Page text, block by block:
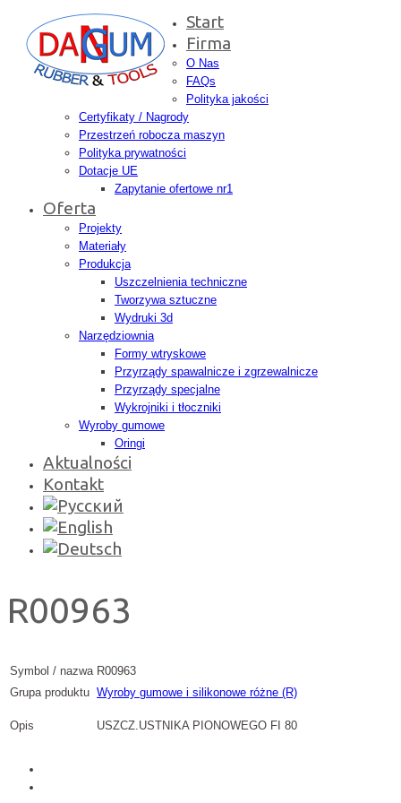
Start
Firma
O Nas
FAQs
Polityka jakości
Certyfikaty / Nagrody
Przestrzeń robocza maszyn
Polityka prywatności
Dotacje UE
Zapytanie ofertowe nr1
Oferta
Projekty
Materiały
Produkcja
Uszczelnienia techniczne
Tworzywa sztuczne
Wydruki 3d
Narzędziownia
Formy wtryskowe
Przyrządy spawalnicze i zgrzewalnicze
Przyrządy specjalne
Wykrojniki i tłoczniki
Wyroby gumowe
Oringi
Aktualności
Kontakt
R00963
Symbol / nazwa R00963
Grupa produktu Wyroby gumowe i silikonowe różne (R)
Opis USZCZ.USTNIKA PIONOWEGO FI 80